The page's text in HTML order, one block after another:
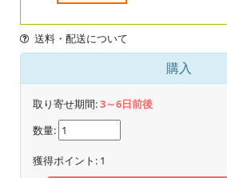
送料・配送について
購入
取り寄せ期間:3～6日前後
数量:
獲得ポイント: 1